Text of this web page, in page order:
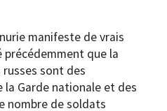
manifeste de vrais
que la
sont des
Garde nationale et des
nombre de soldats